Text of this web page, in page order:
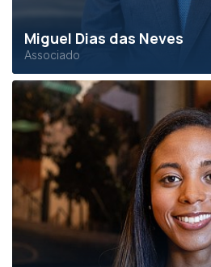
Miguel Dias das Neves
Associado